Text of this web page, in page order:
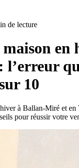
de lecture
maison en
l’erreur
10
à Ballan-Miré et en
pour réussir votre